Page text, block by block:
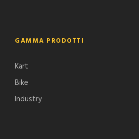
GAMMA PRODOTTI
Kart
Bike
Industry